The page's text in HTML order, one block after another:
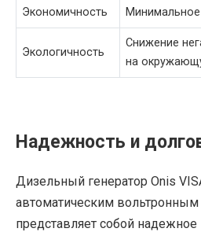
Экономичность
Экологичность
Снижение
на
Надежность и
Дизельный генератор Onis
автоматическим
представляет собой надежное